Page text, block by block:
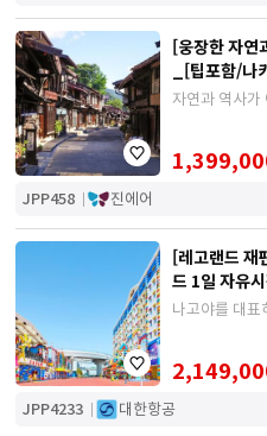
[웅장한 자연
_[팁포함/
자연과 역사가
JPP458 진에어
[레고랜드 재
드 1일 자유
나고야를 대표
JPP4233 대한항공